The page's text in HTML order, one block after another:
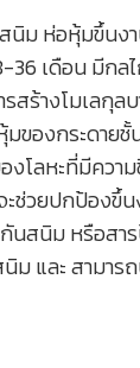
สนิม ห่อหุ้มขึ้น
เดือน มีกล
สร้างโมเลกุ
ของกระดาย
โลหะที่มีความ
ช่วยปกป้องขึ้
กันสนิม หรือส
ม และ สามาร